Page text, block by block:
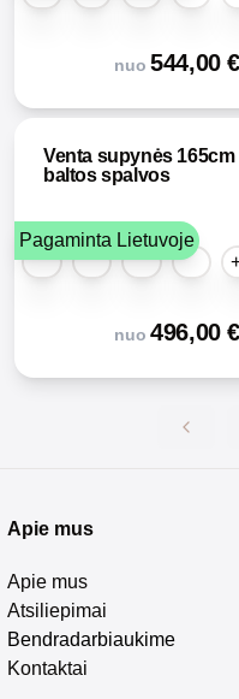
nuo 544,00€
Venta supynės 165cm
baltos spalvos
Pagaminta Lietuvoje
nuo 496,00€
Apie mus
Apie mus
Atsiliepimai
Bendradarbiaukime
Kontaktai